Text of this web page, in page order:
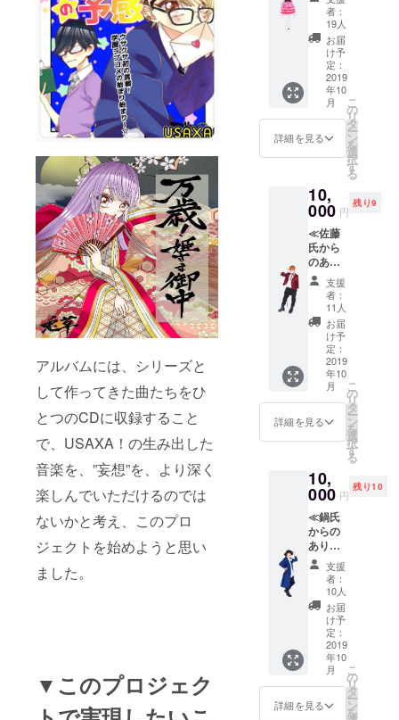
アルバムには、シリーズと
して作ってきた曲たちをひ
とつのCDに収録すること
で、USAXA！の生み出した
音楽を、”妄想”を、より深く
楽しんでいただけるのでは
ないかと考え、このプロ
ジェクトを始めようと思い
ました。
▼このプロジェク
Heartsに
て、結成５
周年記念フ
ルバンドワ
ンマンを開
催し、大成
功。
・５月３日
に行われた
クイーンコ
ンテスト」
にて２年連
続ゲスト
アーティス
トとして出
演し、会場
を大いに盛
り上げた。
・初のクラ
ウドファン
ディングに
挑戦し、開
成。「リサ
の
クッキ
ング本」を
制作・発売
し、活動の
幅を広げて
-２０１９年-
・１月クラ
ウドファン
ディングに
」 ★ク
ラウド
ファン
ディン
グ限定
缶バッ
チ１個
う！リ
ターン
≫ ★ア
ルバム
１枚 ★
リサた
ん手作
りサイ
リウム
★クラ
ウド
ファン
グ支援
者限定
参加イ
ベント
チケッ
ト（７
月～８
月頃開
催予
定） ★
リサた
んから
のお礼
メッセ
ージ動
画
★「愛
SATOH
～」リ
サたん
verのシ
ングル
CD ★ク
ラウド
ファン
ディン
グ限定
缶バッ
者：
19人
お届
け予
定：
2019
年10
月
詳細を見る
こ
の
リ
タ
ー
ン
を
選
択
す
る
10,
000 円
残り9
≪佐藤
氏から
のあり
がと
う！リ
ターン
≫ ★ア
ルバム
１枚 ★
佐藤氏
手作り
サイリ
ウム ★
佐藤氏
からの
お礼
ージ動
画
★「阿
修羅乙
女奇
譚」佐
藤氏ver
のシン
グルCD
★クラ
ウド
ファン
ディン
グ支援
者限定
参加イ
ベント
支援
者：
11人
お届
け予
定：
2019
年10
月
詳細を見る
こ
の
リ
タ
ー
ン
を
選
択
す
る
10,
000 円
残り10
≪鍋氏
からの
ありが
とうリ
ターン
≫ ★ア
ルバム
１枚 ★
鍋氏の
手作り
サイリ
ウム ★
鍋氏か
らのお
礼メッ
支援
者：
10人
お届
け予
定：
2019
年10
月
詳細を見る
こ
の
リ
タ
ー
ン
を